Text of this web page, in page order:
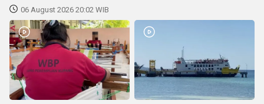
06 August 2026 20:02 WIB